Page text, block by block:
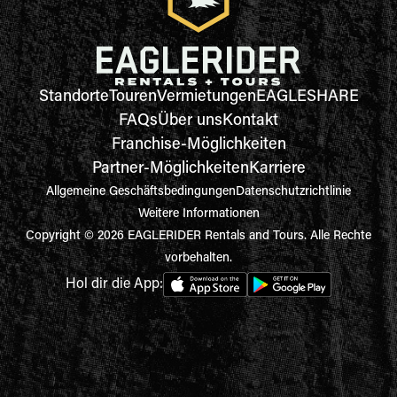
StandorteTourenVermietungenEAGLESHARE
FAQsÜber unsKontakt
Franchise-Möglichkeiten
Partner-MöglichkeitenKarriere
Allgemeine GeschäftsbedingungenDatenschutzrichtlinie
Weitere Informationen
Copyright © 2026 EAGLERIDER Rentals and Tours. Alle Rechte
vorbehalten.
Hol dir die App: